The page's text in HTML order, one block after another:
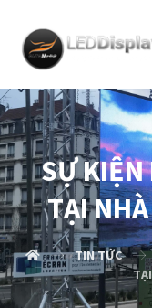
SỰ
TẠI
TIN TỨC